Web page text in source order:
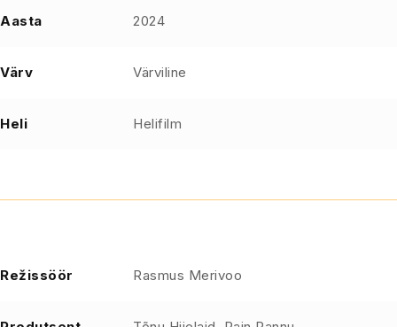
Aasta 2024
Värv Värviline
Heli Helifilm
Režissöör Rasmus Merivoo